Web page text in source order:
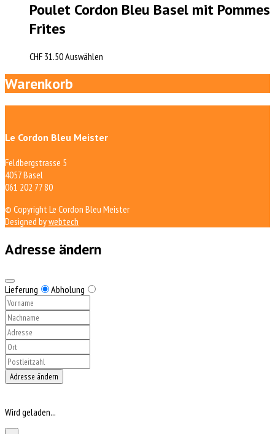
Poulet Cordon Bleu Basel mit Pommes
Frites
CHF 31.50Auswählen
Warenkorb
Le Cordon Bleu Meister
Feldbergstrasse 5
4057 Basel
061 202 77 80
© Copyright Le Cordon Bleu Meister
Designed bywebtech
Adresse ändern
Lieferung Abholung
Adresse ändern
Wird geladen...